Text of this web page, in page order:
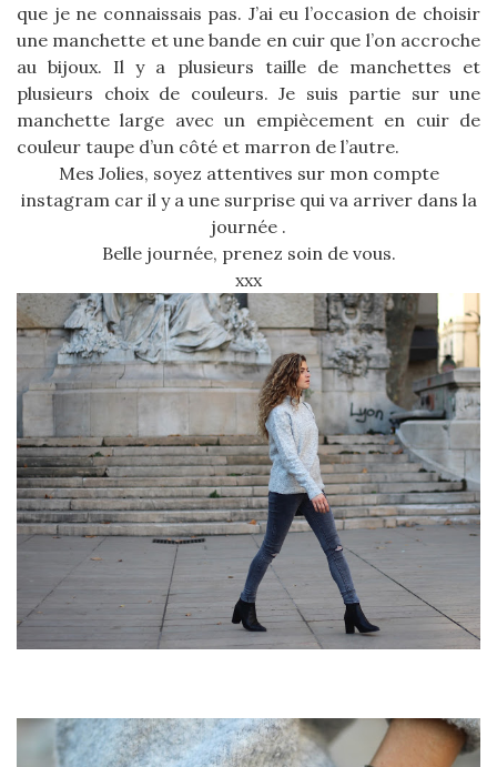
que je ne connaissais pas. J’ai eu l’occasion de choisir
une manchette et une bande en cuir que l’on accroche
au bijoux. Il y a plusieurs taille de manchettes et
plusieurs choix de couleurs. Je suis partie sur une
manchette large avec un empiècement en cuir de
couleur taupe d’un côté et marron de l’autre.
Mes Jolies, soyez attentives sur mon compte
instagram car il y a une surprise qui va arriver dans la
journée .
Belle journée, prenez soin de vous.
xxx